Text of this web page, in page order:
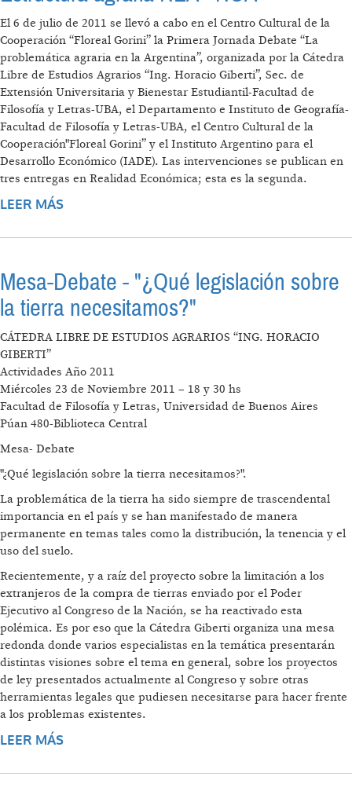
El 6 de julio de 2011 se llevó a cabo en el Centro Cultural de la
Cooperación “Floreal Gorini” la Primera Jornada Debate “La
problemática agraria en la Argentina”, organizada por la Cátedra
Libre de Estudios Agrarios “Ing. Horacio Giberti”, Sec. de
Extensión Universitaria y Bienestar Estudiantil-Facultad de
Filosofía y Letras-UBA, el Departamento e Instituto de Geografía-
Facultad de Filosofía y Letras-UBA, el Centro Cultural de la
Cooperación"Floreal Gorini” y el Instituto Argentino para el
Desarrollo Económico (IADE). Las intervenciones se publican en
tres entregas en Realidad Económica; esta es la segunda.
LEER MÁS
Mesa-Debate - "¿Qué legislación sobre
la tierra necesitamos?"
CÁTEDRA LIBRE DE ESTUDIOS AGRARIOS “ING. HORACIO
GIBERTI”
Actividades Año 2011
Miércoles 23 de Noviembre 2011 – 18 y 30 hs
Facultad de Filosofía y Letras, Universidad de Buenos Aires
Púan 480-Biblioteca Central
Mesa- Debate
"¿Qué legislación sobre la tierra necesitamos?".
La problemática de la tierra ha sido siempre de trascendental
importancia en el país y se han manifestado de manera
permanente en temas tales como la distribución, la tenencia y el
uso del suelo.
Recientemente, y a raíz del proyecto sobre la limitación a los
extranjeros de la compra de tierras enviado por el Poder
Ejecutivo al Congreso de la Nación, se ha reactivado esta
polémica. Es por eso que la Cátedra Giberti organiza una mesa
redonda donde varios especialistas en la temática presentarán
distintas visiones sobre el tema en general, sobre los proyectos
de ley presentados actualmente al Congreso y sobre otras
herramientas legales que pudiesen necesitarse para hacer frente
a los problemas existentes.
LEER MÁS